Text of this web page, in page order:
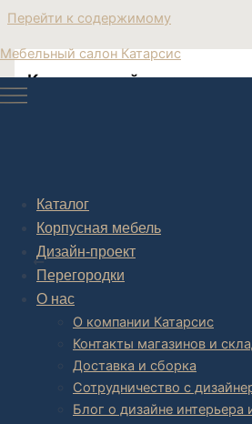
Перейти к содержимому
Мебельный салон Катарсис
Каталог
Корпусная мебель
Дизайн-проект
Перегородки
О нас
О компании Катарсис
Контакты магазинов и
Доставка и сборка
Сотрудничество с
Блог о дизайне интерьера
Купить дизайнерские
Post navigation
НАЗАД